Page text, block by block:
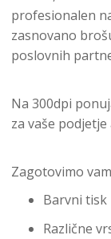
profesionalen
zasnovano
poslovnih
Na 300dpi
za vaše
Zagotovimo
Barvni
Različne